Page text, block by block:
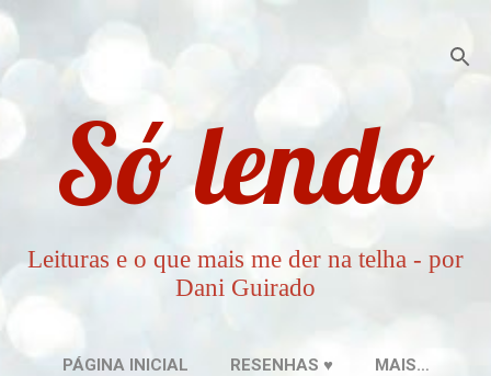
Só lendo
Leituras e o que mais me der na telha - por
Dani Guirado
PÁGINA INICIAL RESENHAS ♥ MAIS…